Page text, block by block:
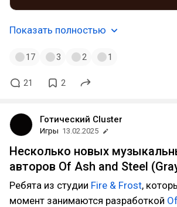
Показать полностью
17 3 2 1
21 2
Готический Cluster
Игры 13.02.2025
Несколько новых
авторов Of Ash and Steel
Ребята из студии Fire & Frost,
момент занимаются разработкой